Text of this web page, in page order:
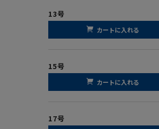
13号
カートに入れる
15号
カートに入れる
17号